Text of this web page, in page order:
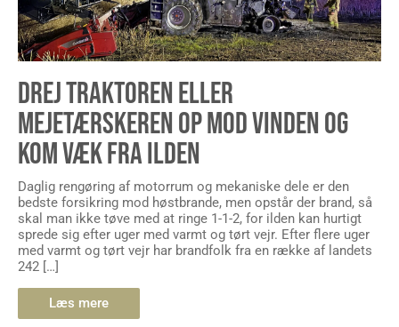
DREJ TRAKTOREN ELLER
MEJETÆRSKEREN OP MOD VINDEN OG
KOM VÆK FRA ILDEN
Daglig rengøring af motorrum og mekaniske dele er den
bedste forsikring mod høstbrande, men opstår der brand, så
skal man ikke tøve med at ringe 1-1-2, for ilden kan hurtigt
sprede sig efter uger med varmt og tørt vejr. Efter flere uger
med varmt og tørt vejr har brandfolk fra en række af landets
242 […]
Læs mere